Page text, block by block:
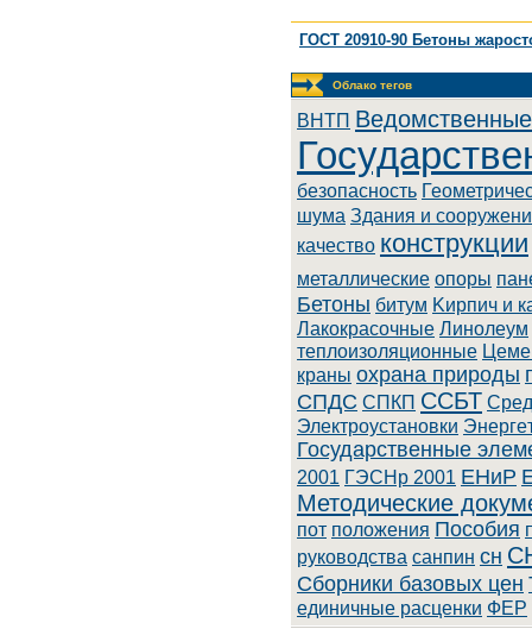
ГОСТ 20910-90 Бетоны
Облако тегов
BHTП
безопасность
шума Здания и
качество конструкции
металлические опоры
Бетоны битум Kиpпич и
Лaкoкpacoчныe Линoлeум
теплоизоляционные
краны охрана природы
СПДС СПКП ССБТ
Элeктpoуcтaнoвки
Государственные
2001 ГЭСНр 2001 ЕНиР
Методические
пот положения Пособия
руководства санпин сн
Сборники базовых цен
единичные расценки ФЕР